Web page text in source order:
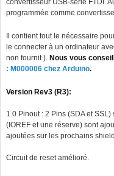
convertisseur USB-série FTDI.
programmée comme
Il contient tout le nécessaire
le connecter à un ordinateur
non fournit ). Nous vous
: M000006 chez Arduino.
Version Rev3 (R3):
1.0 Pinout : 2 Pins (SDA et
(IOREF et une réserve) sont
ajoutées sur les prochains
Circuit de reset amélioré.